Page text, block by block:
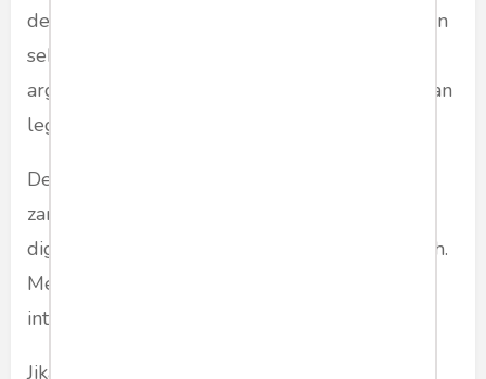
deliberatif, yakni mengedepankan alasan, bukan
sekadar simbol.
argumentasi publik yang memadai melemahkan
legitimasi kritik itu sendiri.
Dedi Mulyadi, suka atau tidak, adalah produk
zaman baru: populisme yang akrab dengan
digital, tapi tetap membumi di pasar dan sawah.
Menghadapinya butuh pendekatan moral dan
intelektual, bukan sekadar penolakan formal.
Jika PDIP ingin tetap relevan, bukan dengan